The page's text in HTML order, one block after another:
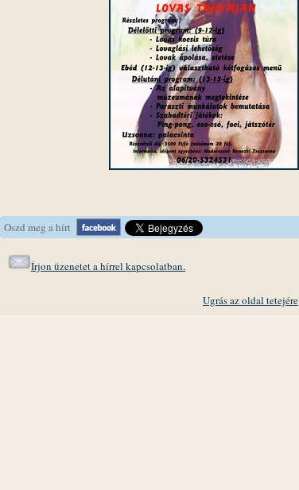
Oszd meg a hírt
Írjon üzenetet a hírrel kapcsolatban.
Ugrás az oldal tetejére